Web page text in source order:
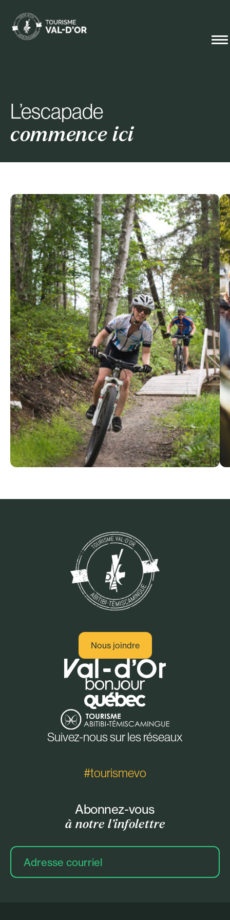
L’escapade
commence ici
Nous joindre
Suivez-nous sur les réseaux
#tourismevo
Abonnez-vous
à notre l’infolettre
Adresse
courriel